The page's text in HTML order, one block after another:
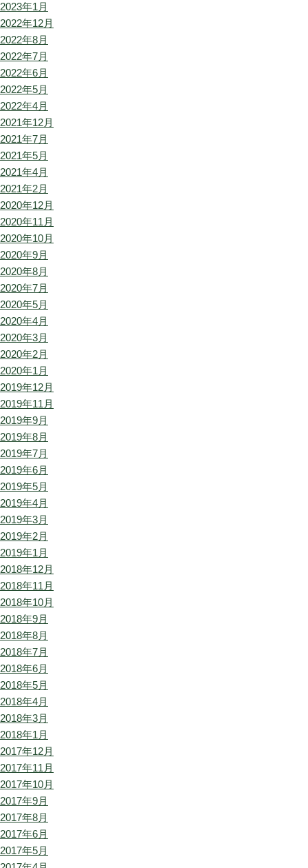
2023年1月
2022年12月
2022年8月
2022年7月
2022年6月
2022年5月
2022年4月
2021年12月
2021年7月
2021年5月
2021年4月
2021年2月
2020年12月
2020年11月
2020年10月
2020年9月
2020年8月
2020年7月
2020年5月
2020年4月
2020年3月
2020年2月
2020年1月
2019年12月
2019年11月
2019年9月
2019年8月
2019年7月
2019年6月
2019年5月
2019年4月
2019年3月
2019年2月
2019年1月
2018年12月
2018年11月
2018年10月
2018年9月
2018年8月
2018年7月
2018年6月
2018年5月
2018年4月
2018年3月
2018年1月
2017年12月
2017年11月
2017年10月
2017年9月
2017年8月
2017年6月
2017年5月